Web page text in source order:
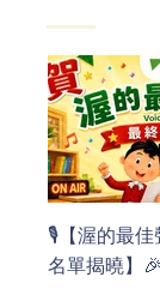
🎙️【渥的最佳
名單揭曉】🎉